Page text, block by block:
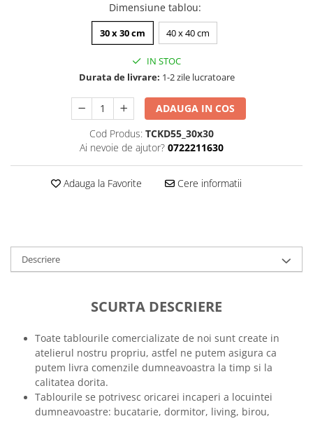
Tricouri pescari
Tricouri gameri
Tricouri music is life
Tricouri sporturi de iarna
Tricouri ski
Tricouri cadou 20 ani
Tricouri cadou 30 ani
Tricouri cadou 50 ani
Tricouri motociclisti
Tricouri motociclisti
Tricouri enduro
Tricouri offroad
Dimensiune tablou:
30 x 30 cm 40 x 40 cm
IN STOC
Durata de livrare: 1-2 zile lucratoare
ADAUGA IN COS
Cod Produs: TCKD55_30x30
Ai nevoie de ajutor? 0722211630
Adauga la Favorite Cere informatii
Descriere
SCURTA DESCRIERE
Toate tablourile comercializate de noi sunt create in
atelierul nostru propriu, astfel ne putem asigura ca
putem livra comenzile dumneavoastra la timp si la
calitatea dorita.
Tablourile se potrivesc oricarei incaperi a locuintei
dumneavoastre: bucatarie, dormitor, living, birou,